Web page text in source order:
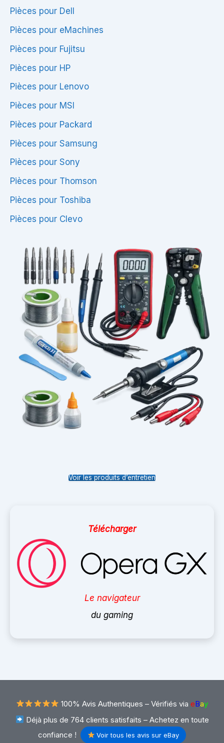
Pièces pour Dell
Pièces pour eMachines
Pièces pour Fujitsu
Pièces pour HP
Pièces pour Lenovo
Pièces pour MSI
Pièces pour Packard
Pièces pour Samsung
Pièces pour Sony
Pièces pour Thomson
Pièces pour Toshiba
Pièces pour Clevo
Voir les produits d’entretien
Télécharger
Le navigateur
du gaming
/
1To
HDD
720M
/
Pro
100% Avis Authentiques – Vérifiés via eBay
Déjà plus de 764 clients satisfaits – Achetez en toute
confiance !
Voir tous les avis sur eBay